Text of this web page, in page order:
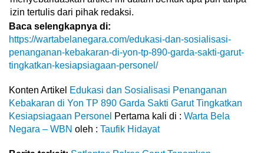
izin tertulis dari pihak redaksi.
Baca selengkapnya di:
https://wartabelanegara.com/edukasi-dan-sosialisasi-
penanganan-kebakaran-di-yon-tp-890-garda-sakti-garut-
tingkatkan-kesiapsiagaan-personel/
Konten Artikel Edukasi dan Sosialisasi Penanganan
Kebakaran di Yon TP 890 Garda Sakti Garut Tingkatkan
Kesiapsiagaan Personel Pertama kali di : Warta Bela
Negara – WBN oleh : Taufik Hidayat